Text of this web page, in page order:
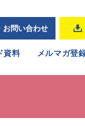
お問い合わせ
資料 メルマガ登